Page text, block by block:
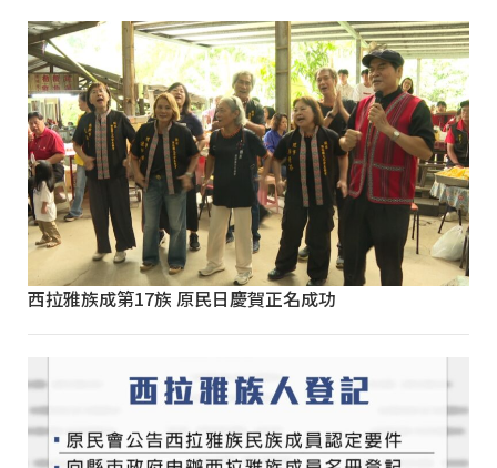
西拉雅族成第17族 原民日慶賀正名成功